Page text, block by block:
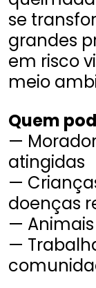
se
grandes
em risco
meio
Quem
—
atingidas
—
doenças
—
—